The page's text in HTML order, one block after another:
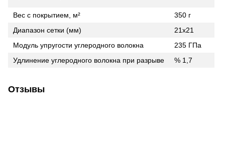
Вес с покрытием, м²
350 г
Диапазон сетки (мм)
21x21
Модуль упругости углеродного волокна
235 ГПа
Удлинение углеродного волокна при разрыве
% 1,7
Отзывы